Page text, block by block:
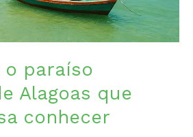
o paraíso
Alagoas que
conhecer